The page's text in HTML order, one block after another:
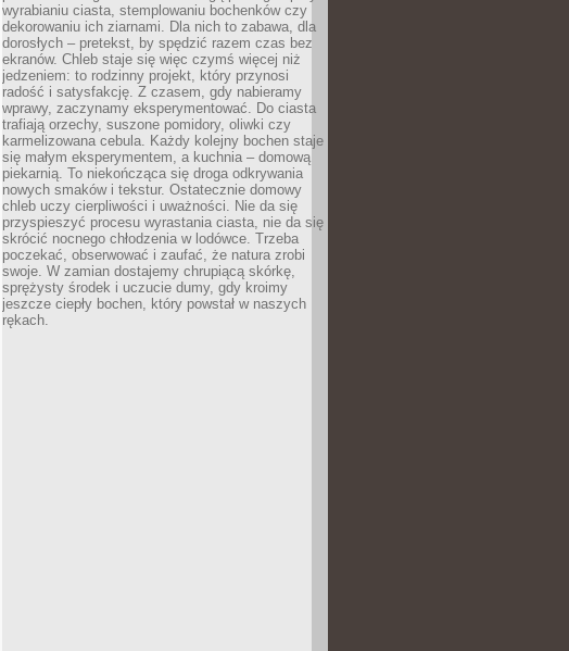
wyrabianiu ciasta, stemplowaniu bochenków czy
dekorowaniu ich ziarnami. Dla nich to zabawa, dla
dorosłych – pretekst, by spędzić razem czas bez
ekranów. Chleb staje się więc czymś więcej niż
jedzeniem: to rodzinny projekt, który przynosi
radość i satysfakcję. Z czasem, gdy nabieramy
wprawy, zaczynamy eksperymentować. Do ciasta
trafiają orzechy, suszone pomidory, oliwki czy
karmelizowana cebula. Każdy kolejny bochen staje
się małym eksperymentem, a kuchnia – domową
piekarnią. To niekończąca się droga odkrywania
nowych smaków i tekstur. Ostatecznie domowy
chleb uczy cierpliwości i uważności. Nie da się
przyspieszyć procesu wyrastania ciasta, nie da się
skrócić nocnego chłodzenia w lodówce. Trzeba
poczekać, obserwować i zaufać, że natura zrobi
swoje. W zamian dostajemy chrupiącą skórkę,
sprężysty środek i uczucie dumy, gdy kroimy
jeszcze ciepły bochen, który powstał w naszych
rękach.